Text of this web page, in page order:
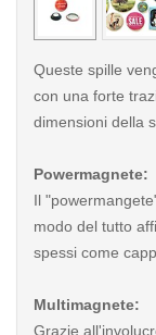
Queste spille
con una forte
dimensioni della
Powermagnete:
Il
modo del tutto
spessi come
Multimagnete:
Grazie